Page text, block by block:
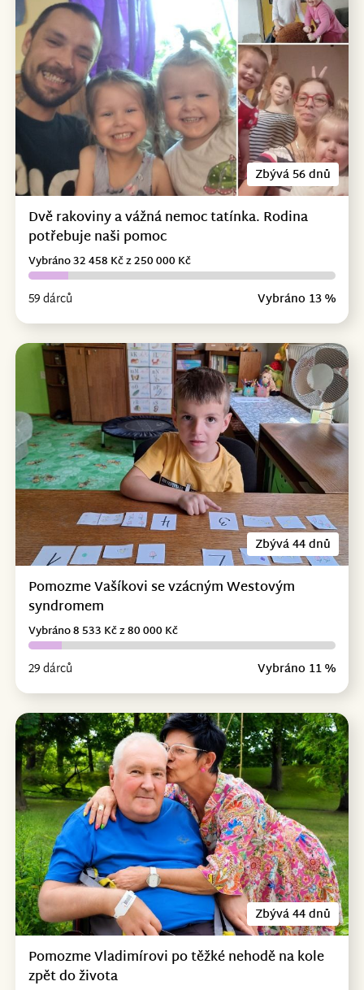
Zbývá 56 dnů
Dvě rakoviny a vážná nemoc tatínka. Rodina
potřebuje naši pomoc
59 dárců Vybráno 13 %
Vybráno 32 458 Kč z 250 000 Kč
Zbývá 44 dnů
Pomozme Vašíkovi se vzácným Westovým
syndromem
29 dárců Vybráno 11 %
Vybráno 8 533 Kč z 80 000 Kč
Zbývá 44 dnů
Pomozme Vladimírovi po těžké nehodě na kole
zpět do života